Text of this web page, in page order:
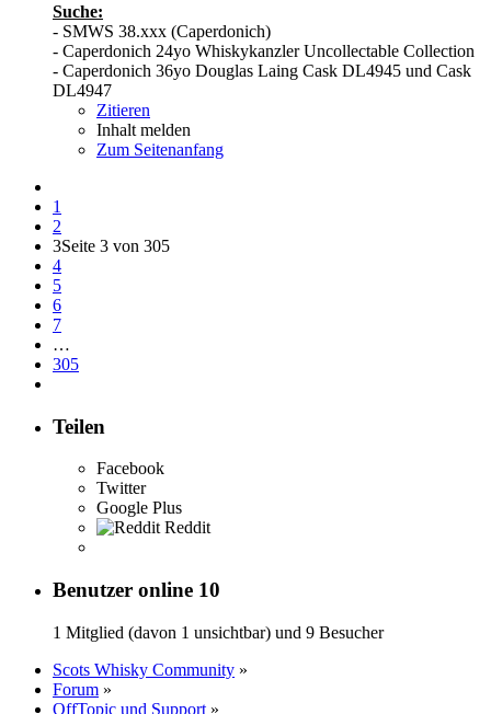
Suche:
- SMWS 38.xxx (Caperdonich)
- Caperdonich 24yo Whiskykanzler Uncollectable Collection
- Caperdonich 36yo Douglas Laing Cask DL4945 und Cask
DL4947
Zitieren
Inhalt melden
Zum Seitenanfang
1
2
3Seite 3 von 305
4
5
6
7
…
305
Teilen
Facebook
Twitter
Google Plus
Reddit
Benutzer online 10
1 Mitglied (davon 1 unsichtbar) und 9 Besucher
Scots Whisky Community »
Forum »
OffTopic und Support »